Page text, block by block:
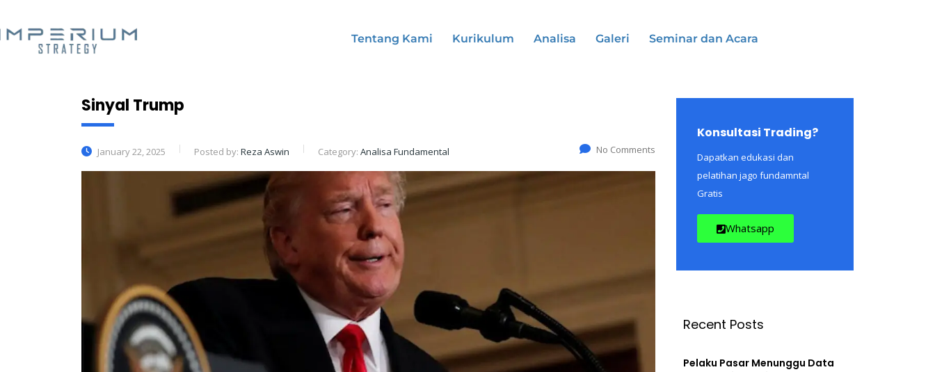
Tentang Kami Kurikulum Analisa Galeri Seminar dan Acara
Sinyal Trump
January 22, 2025 Posted by: Reza Aswin Category: Analisa Fundamental No Comments
Konsultasi Trading?
Dapatkan edukasi dan
pelatihan jago fundamntal
Gratis
Whatsapp
Recent Posts
Pelaku Pasar Menunggu Data